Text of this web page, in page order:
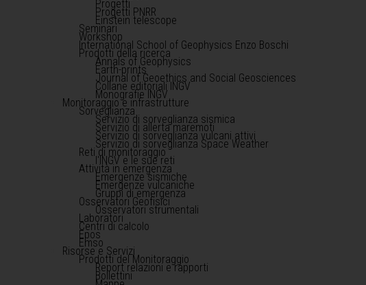
Progetti
Progetti PNRR
Einstein telescope
Seminari
Workshop
International School of Geophysics Enzo Boschi
Prodotti della ricerca
Annals of Geophysics
Earth-prints
Journal of Geoethics and Social Geosciences
Collane editoriali INGV
Monografie INGV
Monitoraggio e infrastrutture
Sorveglianza
Servizio di sorveglianza sismica
Servizio di allerta maremoti
Servizio di sorveglianza vulcani attivi
Servizio di sorveglianza Space Weather
Reti di monitoraggio
l'INGV e le sue reti
Attività in emergenza
Emergenze sismiche
Emergenze vulcaniche
Gruppi di emergenza
Osservatori Geofisici
Osservatori strumentali
Laboratori
Centri di calcolo
Epos
Emso
Risorse e Servizi
Prodotti del Monitoraggio
Report relazioni e rapporti
Bollettini